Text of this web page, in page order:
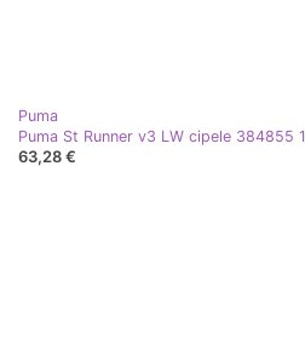
Puma
Puma St Runner v3 LW cipele 384855
63,28 €